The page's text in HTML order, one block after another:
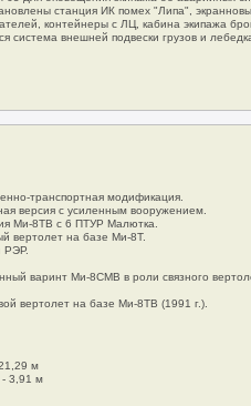
станция ИК помех "Липа",
контейнеры с ЛЦ, кабина экипажа
система внешней подвески грузов и
транспортная модификация.
версия с усиленным вооружением.
Ми-8ТВ с 6 ПТУР Малютка.
вертолет на базе Ми-8Т.
РЭР.
варинт Ми-8СМВ в роли связного
вертолет на базе Ми-8ТВ (1991 г.).
м
- 3,91 м